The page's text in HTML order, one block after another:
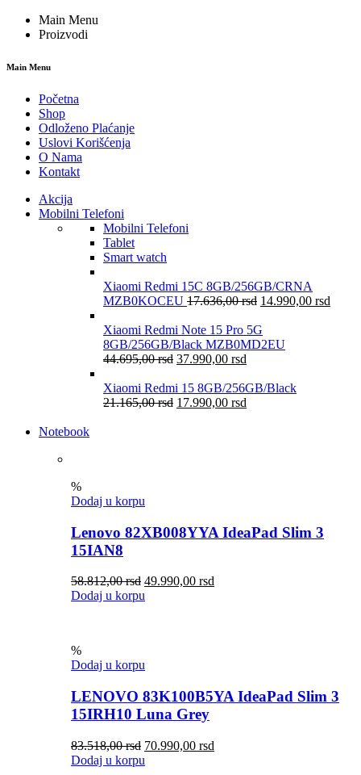
Main Menu
Proizvodi
Main Menu
Početna
Shop
Odloženo Plaćanje
Uslovi Korišćenja
O Nama
Kontakt
Akcija
Mobilni Telefoni
Mobilni Telefoni
Tablet
Smart watch
Xiaomi Redmi 15C 8GB/256GB/CRNA
MZB0KOCEU 17.636,00rsd 14.990,00 rsd
Xiaomi Redmi Note 15 Pro 5G
8GB/256GB/Black MZB0MD2EU
44.695,00rsd 37.990,00 rsd
Xiaomi Redmi 15 8GB/256GB/Black
21.165,00rsd 17.990,00 rsd
Notebook
%
Dodaj u korpu
Lenovo 82XB008YYA IdeaPad Slim 3
15IAN8
58.812,00rsd 49.990,00 rsd
Dodaj u korpu
%
Dodaj u korpu
LENOVO 83K100B5YA IdeaPad Slim 3
15IRH10 Luna Grey
83.518,00rsd 70.990,00 rsd
Dodaj u korpu